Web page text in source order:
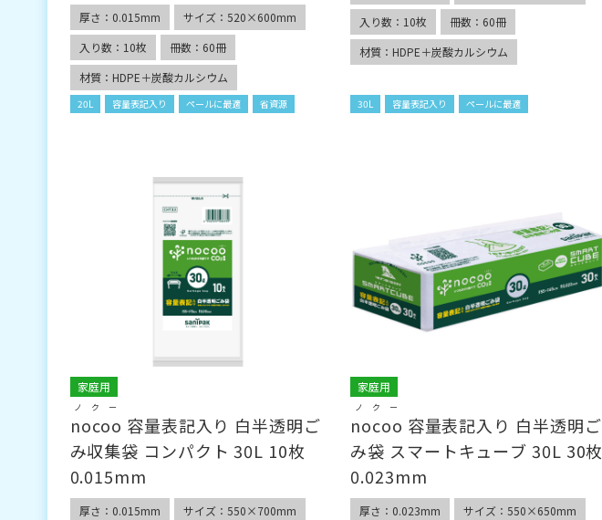
厚さ：0.015mm
サイズ：520×600mm
入り数：10枚
冊数：60冊
材質：HDPE＋炭酸カルシウム
20L 容量表記入り ペールに最適 省資源
入り数：10枚
冊数：60冊
材質：HDPE＋炭酸カルシウム
30L 容量表記入り ペールに最適
家庭用
nocoo
ノクー
容量表記入り 白半透明ご
み収集袋 コンパクト 30L 10枚
0.015mm
厚さ：0.015mm
サイズ：550×700mm
家庭用
nocoo
ノクー
容量表記入り 白半透明ご
み袋 スマートキューブ 30L 30枚
0.023mm
厚さ：0.023mm
サイズ：550×650mm